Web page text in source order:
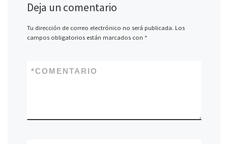
Deja un comentario
Tu dirección de correo electrónico no será publicada. Los
campos obligatorios están marcados con *
COMENTARIO
*